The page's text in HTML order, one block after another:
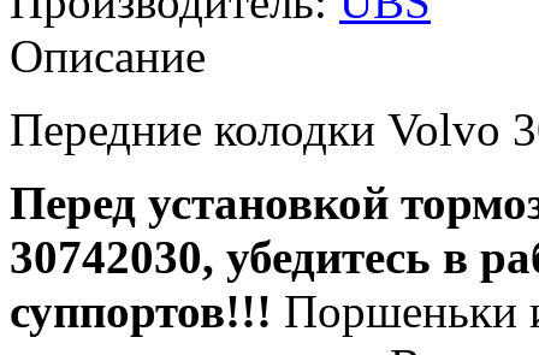
Описание
Передние колодки Volvo
Перед установкой
30742030, убедитесь в
суппортов!!! Поршеньки